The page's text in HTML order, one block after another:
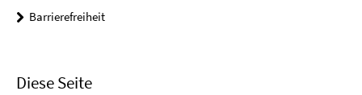
Barrierefreiheit
Diese Seite